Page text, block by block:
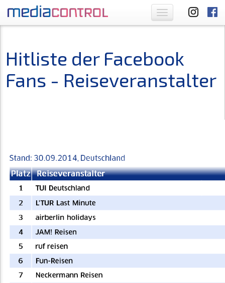
Toggle
navigation
Hitliste der Facebook
Fans - Reiseveranstalter